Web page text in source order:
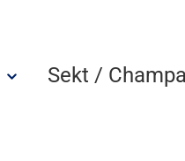
Sekt /